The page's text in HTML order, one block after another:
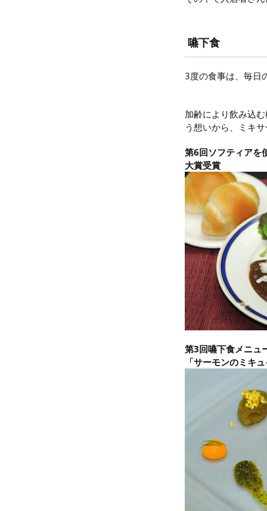
嚥下食
3度の食事は、毎日
加齢により飲み込
う想いから、ミキ
第6回ソフティアを
大賞受賞
第3回嚥下食メニュ
「サーモンのミキ